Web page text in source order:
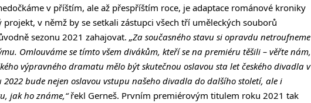
v příštím, ale až přespříštím roce, je adaptace románové kroniky
v němž by se setkali zástupci všech tří uměleckých souborů
sezonu 2021 zahajovat. „Za současného stavu si opravdu netroufneme
Omlouváme se tímto všem divákům, kteří se na premiéru těšili – věřte nám,
výpravného dramatu mělo být skutečnou oslavou sta let českého divadla v
2022 bude nejen oslavou vstupu našeho divadla do dalšího století, ale i
jak ho známe,“řekl Gerneš. Prvním premiérovým titulem roku 2021 tak